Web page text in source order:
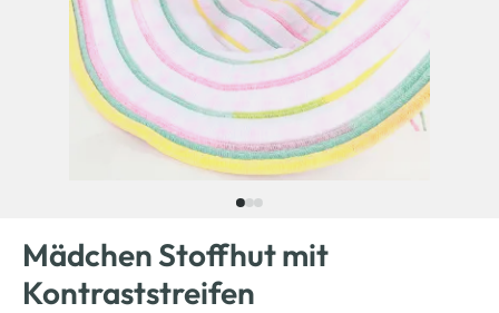
Mädchen Stoffhut mit
Kontraststreifen